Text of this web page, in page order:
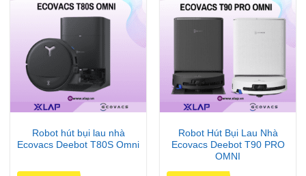
Robot hút bụi lau nhà
Ecovacs Deebot T80S Omni
Robot Hút Bụi Lau Nhà
Ecovacs Deebot T90 PRO
OMNI